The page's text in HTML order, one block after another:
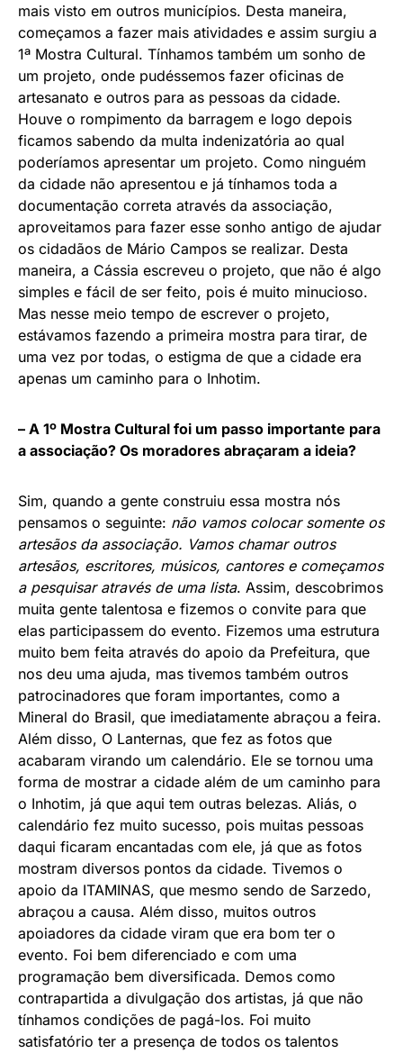
mais visto em outros municípios. Desta maneira,
começamos a fazer mais atividades e assim surgiu a
1ª Mostra Cultural. Tínhamos também um sonho de
um projeto, onde pudéssemos fazer oficinas de
artesanato e outros para as pessoas da cidade.
Houve o rompimento da barragem e logo depois
ficamos sabendo da multa indenizatória ao qual
poderíamos apresentar um projeto. Como ninguém
da cidade não apresentou e já tínhamos toda a
documentação correta através da associação,
aproveitamos para fazer esse sonho antigo de ajudar
os cidadãos de Mário Campos se realizar. Desta
maneira, a Cássia escreveu o projeto, que não é algo
simples e fácil de ser feito, pois é muito minucioso.
Mas nesse meio tempo de escrever o projeto,
estávamos fazendo a primeira mostra para tirar, de
uma vez por todas, o estigma de que a cidade era
apenas um caminho para o Inhotim.
– A 1º Mostra Cultural foi um passo importante para
a associação? Os moradores abraçaram a ideia?
Sim, quando a gente construiu essa mostra nós
pensamos o seguinte: não vamos colocar somente os
artesãos da associação. Vamos chamar outros
artesãos, escritores, músicos, cantores e começamos
a pesquisar através de uma lista. Assim, descobrimos
muita gente talentosa e fizemos o convite para que
elas participassem do evento. Fizemos uma estrutura
muito bem feita através do apoio da Prefeitura, que
nos deu uma ajuda, mas tivemos também outros
patrocinadores que foram importantes, como a
Mineral do Brasil, que imediatamente abraçou a feira.
Além disso, O Lanternas, que fez as fotos que
acabaram virando um calendário. Ele se tornou uma
forma de mostrar a cidade além de um caminho para
o Inhotim, já que aqui tem outras belezas. Aliás, o
calendário fez muito sucesso, pois muitas pessoas
daqui ficaram encantadas com ele, já que as fotos
mostram diversos pontos da cidade. Tivemos o
apoio da ITAMINAS, que mesmo sendo de Sarzedo,
abraçou a causa. Além disso, muitos outros
apoiadores da cidade viram que era bom ter o
evento. Foi bem diferenciado e com uma
programação bem diversificada. Demos como
contrapartida a divulgação dos artistas, já que não
tínhamos condições de pagá-los. Foi muito
satisfatório ter a presença de todos os talentos